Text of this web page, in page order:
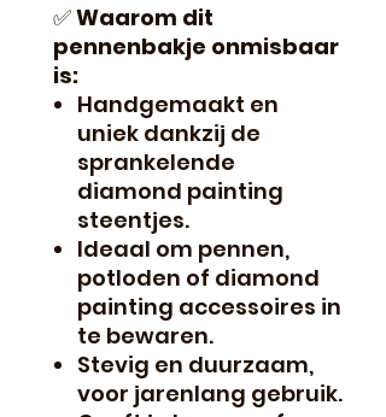
✅Waarom dit
pennenbakje onmisbaar
is:
Handgemaakt en
uniek dankzij de
sprankelende
diamond painting
steentjes.
Ideaal om pennen,
potloden of diamond
painting accessoires in
te bewaren.
Stevig en duurzaam,
voor jarenlang gebruik.